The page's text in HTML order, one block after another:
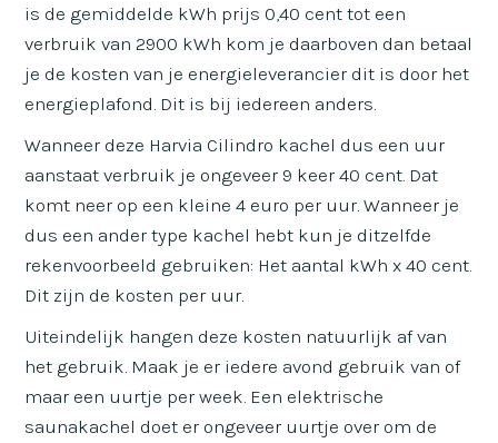
is de gemiddelde kWh prijs 0,40 cent tot een
verbruik van 2900 kWh kom je daarboven dan betaal
je de kosten van je energieleverancier dit is door het
energieplafond. Dit is bij iedereen anders.
Wanneer deze Harvia Cilindro kachel dus een uur
aanstaat verbruik je ongeveer 9 keer 40 cent. Dat
komt neer op een kleine 4 euro per uur. Wanneer je
dus een ander type kachel hebt kun je ditzelfde
rekenvoorbeeld gebruiken: Het aantal kWh x 40 cent.
Dit zijn de kosten per uur.
Uiteindelijk hangen deze kosten natuurlijk af van
het gebruik. Maak je er iedere avond gebruik van of
maar een uurtje per week. Een elektrische
saunakachel doet er ongeveer uurtje over om de